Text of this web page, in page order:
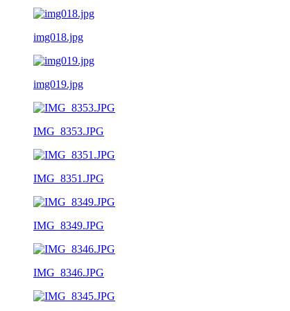
img018.jpg
img019.jpg
IMG_8353.JPG
IMG_8351.JPG
IMG_8349.JPG
IMG_8346.JPG